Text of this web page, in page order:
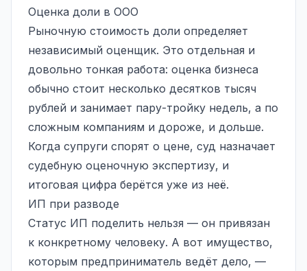
Оценка доли в ООО
Рыночную стоимость доли определяет
независимый оценщик. Это отдельная и
довольно тонкая работа: оценка бизнеса
обычно стоит несколько десятков тысяч
рублей и занимает пару-тройку недель, а по
сложным компаниям и дороже, и дольше.
Когда супруги спорят о цене, суд назначает
судебную оценочную экспертизу, и
итоговая цифра берётся уже из неё.
ИП при разводе
Статус ИП поделить нельзя — он привязан
к конкретному человеку. А вот имущество,
которым предприниматель ведёт дело, —